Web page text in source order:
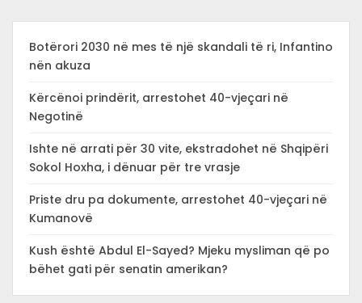
Botërori 2030 në mes të një skandali të ri, Infantino
nën akuza
Kërcënoi prindërit, arrestohet 40-vjeçari në
Negotinë
Ishte në arrati për 30 vite, ekstradohet në Shqipëri
Sokol Hoxha, i dënuar për tre vrasje
Priste dru pa dokumente, arrestohet 40-vjeçari në
Kumanovë
Kush është Abdul El-Sayed? Mjeku mysliman që po
bëhet gati për senatin amerikan?